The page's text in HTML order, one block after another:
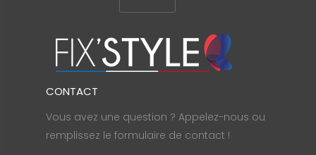
CONTACT
Vous avez une question ? Appelez-nous ou
remplissez le formulaire de contact !